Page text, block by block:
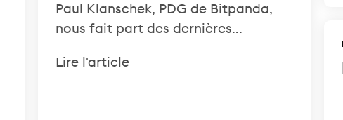
Paul Klanschek, PDG de Bitpanda,
nous fait part des dernières...
Lire l'article